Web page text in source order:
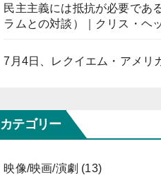
民主主義には抵抗が必要であ
ラムとの対談）｜クリス・ヘ
7月4日、レクイエム・アメリ
カテゴリー
映像/映画/演劇 (13)